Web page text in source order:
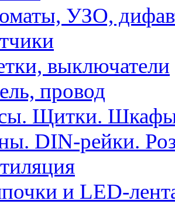
УЗО,
выключатели
провод
Щитки.
DIN-рейки.
и LED-